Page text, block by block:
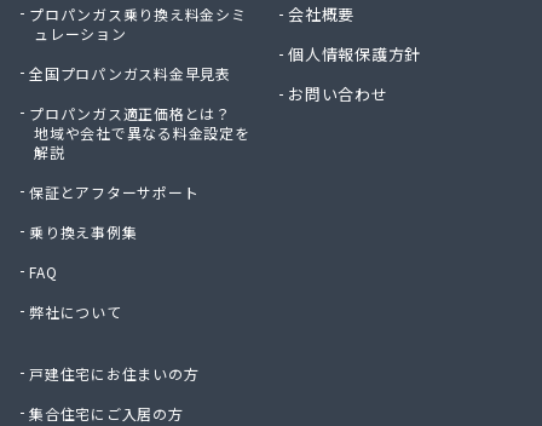
NX商事株式会社 長野支店 長野LPガス販売所
冨士クラスタ株式会社 佐久平営業所
冨士クラスタ株式会社 松本営業所
冨士クラスタ株式会社 長野支店
望月ガス株式会社
北信ガス株式会社 上田営業所
北信ガス株式会社 松本営業所
北信石油ガス株式会社
北村商店
北野プロパン住設
堀川産業株式会社 上田営業所
プロパンガス乗り換え料金シミ
ュレーション
全国プロパンガス料金早見表
プロパンガス適正価格とは？
地域や会社で異なる料金設定を
解説
保証とアフターサポート
乗り換え事例集
FAQ
弊社について
戸建住宅にお住まいの方
集合住宅にご入居の方
会社概要
個人情報保護方針
お問い合わせ